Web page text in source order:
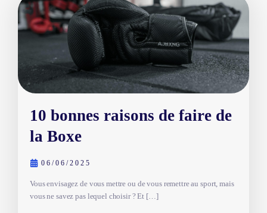
10 bonnes raisons de faire de
la Boxe
06/06/2025
Vous envisagez de vous mettre ou de vous remettre au sport, mais
vous ne savez pas lequel choisir ? Et […]